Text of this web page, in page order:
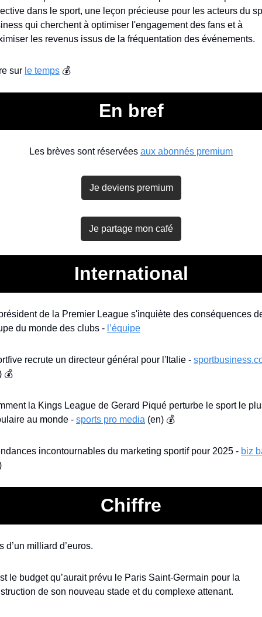
dans le sport, une leçon précieuse pour les acteurs du
qui cherchent à optimiser l'engagement des fans et à
les revenus issus de la fréquentation des événements.
sur le temps 💰
En bref
Les brèves sont réservées aux abonnés premium
Je deviens premium
Je partage mon café
International
de la Premier League s'inquiète des conséquences
du monde des clubs - l’équipe
recrute un directeur général pour l'Italie -
💰
la Kings League de Gerard Piqué perturbe le sport le
au monde - sports pro media (en) 💰
incontournables du marketing sportif pour 2025 - biz
Chiffre
d’un milliard d’euros.
le budget qu’aurait prévu le Paris Saint-Germain pour la
de son nouveau stade et du complexe attenant.